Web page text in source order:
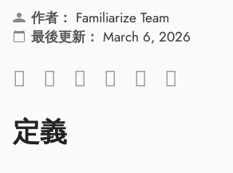
作者： Familiarize Team
最後更新： March 6, 2026
定義